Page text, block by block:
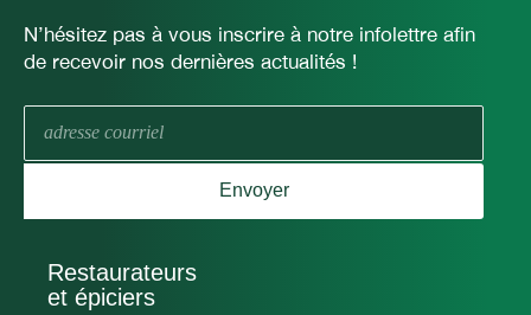
N’hésitez pas à vous inscrire à notre infolettre afin
de recevoir nos dernières actualités !
mail
Envoyer
Restaurateurs
et épiciers